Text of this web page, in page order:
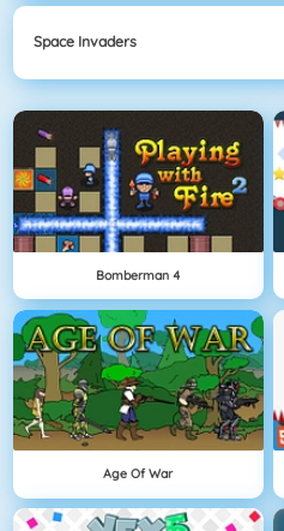
Space Invaders
Bomberman 4
Age Of War